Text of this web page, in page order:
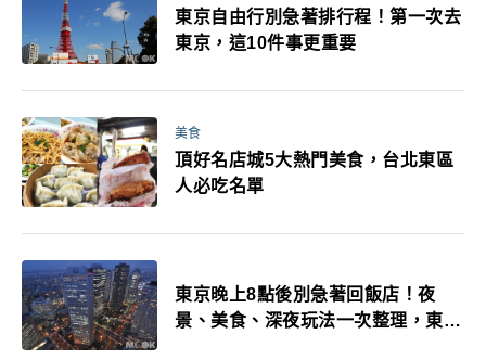
東京自由行別急著排行程！第一次去
東京，這10件事更重要
美食
頂好名店城5大熱門美食，台北東區
人必吃名單
東京晚上8點後別急著回飯店！夜
景、美食、深夜玩法一次整理，東京